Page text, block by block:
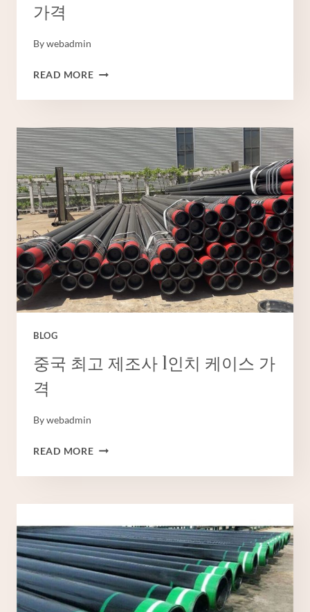
가격
Bywebadmin
READ MORE튜
웰
이
싱
파
이
프
도
매
업
체
가
격
BLOG
중국 최고 제조사 1인치 케이스 가
격
Bywebadmin
READ MORE중
최
조
사
1
인
치
케